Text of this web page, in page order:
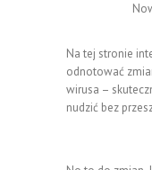
Na tej stronie
odnotować
wirusa –
nudzić bez